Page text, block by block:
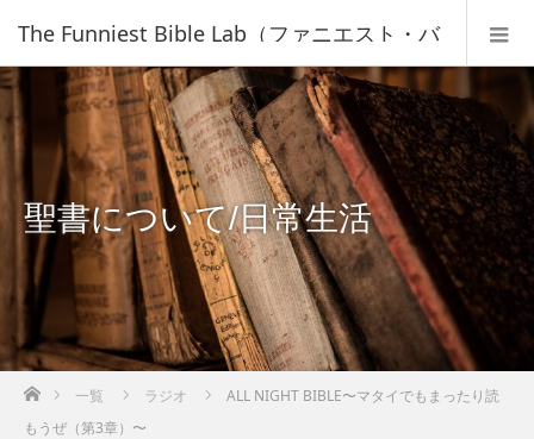
The Funniest Bible Lab（ファニエスト・バ
イブル・ラボ）｜キリスト教福音宣教会
聖書について/日常生活
ホーム一覧 ラジオ
ALL NIGHT BIBLE〜マタイでもまったり読
もうぜ（第3章）〜